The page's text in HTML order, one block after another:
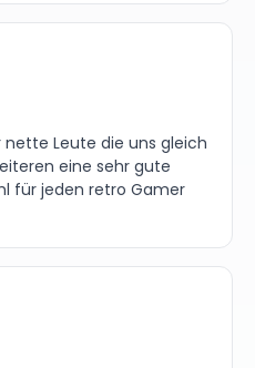
nette Leute die uns gleich
eine sehr gute
für jeden retro Gamer